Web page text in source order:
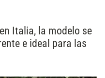
Italia, la modelo se
e ideal para las